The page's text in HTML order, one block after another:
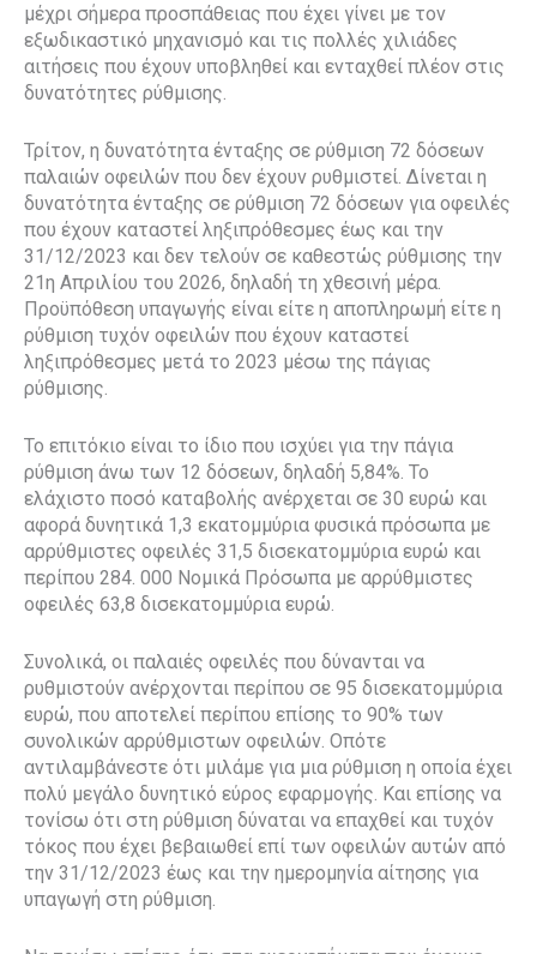
μέχρι σήμερα προσπάθειας που έχει γίνει με τον
εξωδικαστικό μηχανισμό και τις πολλές χιλιάδες
αιτήσεις που έχουν υποβληθεί και ενταχθεί πλέον στις
δυνατότητες ρύθμισης.
Τρίτον, η δυνατότητα ένταξης σε ρύθμιση 72 δόσεων
παλαιών οφειλών που δεν έχουν ρυθμιστεί. Δίνεται η
δυνατότητα ένταξης σε ρύθμιση 72 δόσεων για οφειλές
που έχουν καταστεί ληξιπρόθεσμες έως και την
31/12/2023 και δεν τελούν σε καθεστώς ρύθμισης την
21η Απριλίου του 2026, δηλαδή τη χθεσινή μέρα.
Προϋπόθεση υπαγωγής είναι είτε η αποπληρωμή είτε η
ρύθμιση τυχόν οφειλών που έχουν καταστεί
ληξιπρόθεσμες μετά το 2023 μέσω της πάγιας
ρύθμισης.
Το επιτόκιο είναι το ίδιο που ισχύει για την πάγια
ρύθμιση άνω των 12 δόσεων, δηλαδή 5,84%. Το
ελάχιστο ποσό καταβολής ανέρχεται σε 30 ευρώ και
αφορά δυνητικά 1,3 εκατομμύρια φυσικά πρόσωπα με
αρρύθμιστες οφειλές 31,5 δισεκατομμύρια ευρώ και
περίπου 284. 000 Νομικά Πρόσωπα με αρρύθμιστες
οφειλές 63,8 δισεκατομμύρια ευρώ.
Συνολικά, οι παλαιές οφειλές που δύνανται να
ρυθμιστούν ανέρχονται περίπου σε 95 δισεκατομμύρια
ευρώ, που αποτελεί περίπου επίσης το 90% των
συνολικών αρρύθμιστων οφειλών. Οπότε
αντιλαμβάνεστε ότι μιλάμε για μια ρύθμιση η οποία έχει
πολύ μεγάλο δυνητικό εύρος εφαρμογής. Και επίσης να
τονίσω ότι στη ρύθμιση δύναται να επαχθεί και τυχόν
τόκος που έχει βεβαιωθεί επί των οφειλών αυτών από
την 31/12/2023 έως και την ημερομηνία αίτησης για
υπαγωγή στη ρύθμιση.